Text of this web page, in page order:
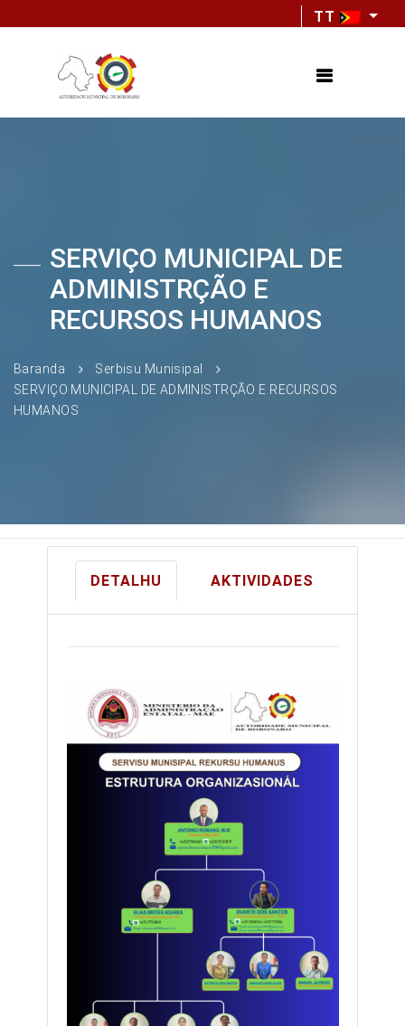
TT
SERVIÇO MUNICIPAL DE
ADMINISTRÇÃO E
RECURSOS HUMANOS
Baranda
Serbisu Munisipal
SERVIÇO MUNICIPAL DE ADMINISTRÇÃO E RECURSOS
HUMANOS
DETALHU AKTIVIDADES